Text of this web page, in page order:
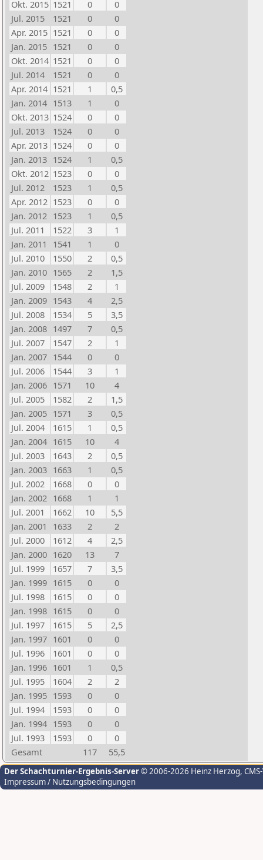
Okt. 2015 1521 0
0
Jul. 2015
1521 0
0
Apr. 2015 1521 0
0
Jan. 2015 1521 0
0
Okt. 2014 1521 0
0
Jul. 2014
1521 0
0
Apr. 2014 1521 1
0,5
Jan. 2014 1513 1
0
Okt. 2013 1524 0
0
Jul. 2013
1524 0
0
Apr. 2013 1524 0
0
Jan. 2013 1524 1
0,5
Okt. 2012 1523 0
0
Jul. 2012
1523 1
0,5
Apr. 2012 1523 0
0
Jan. 2012 1523 1
0,5
Jul. 2011
1522 3
1
Jan. 2011
1541 1
0
Jul. 2010
1550 2
0,5
Jan. 2010 1565 2
1,5
Jul. 2009
1548 2
1
Jan. 2009 1543 4
2,5
Jul. 2008
1534 5
3,5
Jan. 2008 1497 7
0,5
Jul. 2007
1547 2
1
Jan. 2007 1544 0
0
Jul. 2006
1544 3
1
Jan. 2006 1571 10
4
Jul. 2005
1582 2
1,5
Jan. 2005 1571 3
0,5
Jul. 2004
1615 1
0,5
Jan. 2004 1615 10
4
Jul. 2003
1643 2
0,5
Jan. 2003 1663 1
0,5
Jul. 2002
1668 0
0
Jan. 2002 1668 1
1
Jul. 2001
1662 10
5,5
Jan. 2001
1633 2
2
Jul. 2000
1612 4
2,5
Jan. 2000 1620 13
7
Jul. 1999
1657 7
3,5
Jan. 1999 1615 0
0
Jul. 1998
1615 0
0
Jan. 1998 1615 0
0
Jul. 1997
1615 5
2,5
Jan. 1997 1601 0
0
Jul. 1996
1601 0
0
Jan. 1996 1601 1
0,5
Jul. 1995
1604 2
2
Jan. 1995 1593 0
0
Jul. 1994
1593 0
0
Jan. 1994 1593 0
0
Jul. 1993
1593 0
0
Gesamt
117 55,5
Der Schachturnier-Ergebnis-Server© 2006-2026 Heinz Herzog,
Impressum / Nutzungsbedingungen